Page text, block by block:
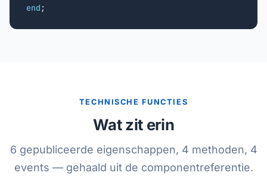
end ;
TECHNISCHE FUNCTIES
Wat zit erin
6 gepubliceerde eigenschappen, 4 methoden, 4
events — gehaald uit de componentreferentie.